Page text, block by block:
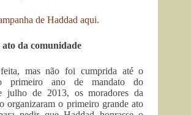
de Haddad aqui.
da comunidade
mas não foi cumprida até o
primeiro ano de mandato do
julho de 2013, os moradores da
organizaram o primeiro grande ato